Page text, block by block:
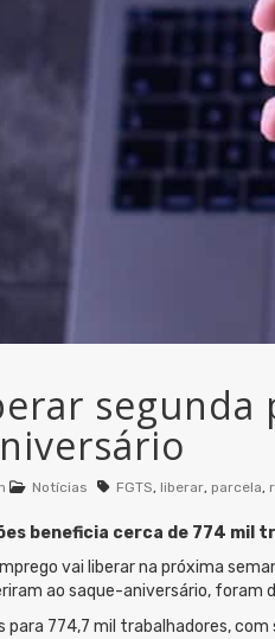
Notícias FGTS, liberar, parcela,
beneficia cerca de 774 mil
vai liberar na próxima
ao saque-aniversário, foram
para 774,7 mil trabalhadores,